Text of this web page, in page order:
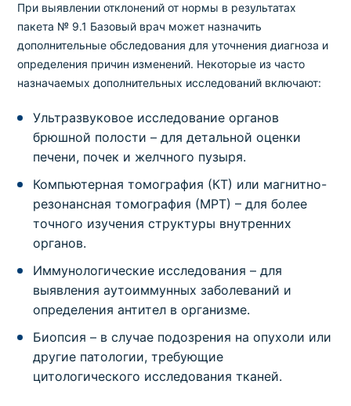
При выявлении отклонений от нормы в результатах
пакета № 9.1 Базовый врач может назначить
дополнительные обследования для уточнения диагноза и
определения причин изменений. Некоторые из часто
назначаемых дополнительных исследований включают:
Ультразвуковое исследование органов
брюшной полости – для детальной оценки
печени, почек и желчного пузыря.
Компьютерная томография (КТ) или магнитно-
резонансная томография (МРТ) – для более
точного изучения структуры внутренних
органов.
Иммунологические исследования – для
выявления аутоиммунных заболеваний и
определения антител в организме.
Биопсия – в случае подозрения на опухоли или
другие патологии, требующие
цитологического исследования тканей.